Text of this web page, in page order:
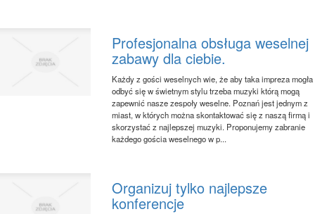
Profesjonalna obsługa weselnej
zabawy dla ciebie.
Każdy z gości weselnych wie, że aby taka impreza mogła
odbyć się w świetnym stylu trzeba muzyki którą mogą
zapewnić nasze zespoły weselne. Poznań jest jednym z
miast, w których można skontaktować się z naszą firmą i
skorzystać z najlepszej muzyki. Proponujemy zabranie
każdego gościa weselnego w p...
Organizuj tylko najlepsze
konferencje